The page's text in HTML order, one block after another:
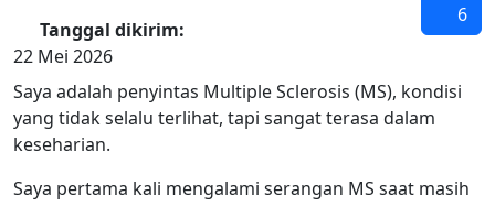
Tanggal dikirim:
22 Mei 2026
6
Saya adalah penyintas Multiple Sclerosis (MS), kondisi
yang tidak selalu terlihat, tapi sangat terasa dalam
keseharian.
Saya pertama kali mengalami serangan MS saat masih